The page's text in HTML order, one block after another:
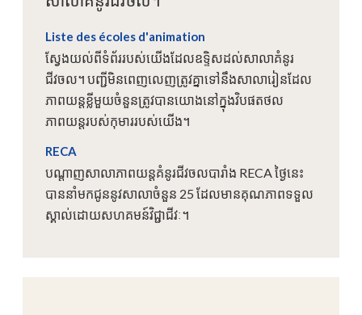
Liste des écoles d'animation
ស្វែងយល់ពីទំព័ររបស់យើងដែលឧទ្ទិសដល់សាលាគំនូរ
ជីវចល។ បញ្ជីមិនពេញលេញត្រូវគ្នាទៅនឹងសាលារៀនដែល
ភាពយន្តខ្លីមួយចំនួនត្រូវបានយោងនៅក្នុងវិបផតថល
ភាពយន្តរបស់កុមាររបស់យើង។
RECA
បណ្តាញសាលាភាពយន្តគំនូរជីវចលបារាំង RECA ថ្ងៃនេះ
បាននាំមកជូននូវសាលាចំនួន 25 ដែលមានគុណភាពទទួល
ស្គាល់ដោយសហគមន៍វិជ្ជាជីវៈ។